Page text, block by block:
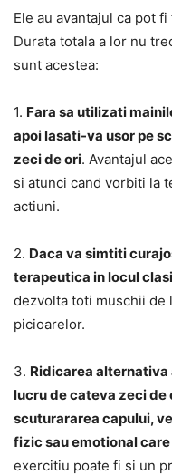
Ele au avantajul ca pot
Durata totala a lor nu
sunt acestea:
1. Fara sa utilizati
apoi lasati-va usor pe
zeci de ori. Avantajul
si atunci cand vorbiti la
actiuni.
2. Daca va simtiti
terapeutica in locul
dezvolta toti muschii de
picioarelor.
3. Ridicarea alternativa
lucru de cateva zeci
scuturararea capului,
fizic sau emotional
exercitiu poate fi si un